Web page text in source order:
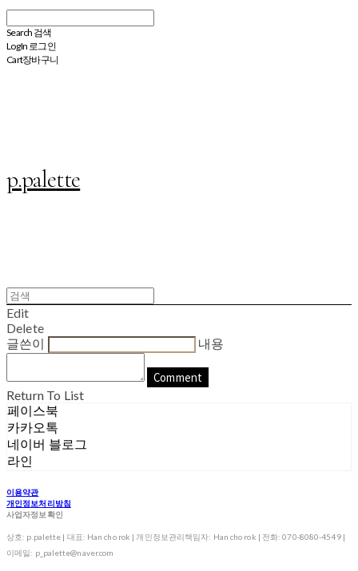
Search 검색
Log In 로그인
Cart장바구니
p.palette
Edit
Delete
글쓴이
내용
Comment
Return To List
페이스북
카카오톡
네이버 블로그
라인
이용약관
개인정보처리방침
사업자정보확인
상호: p.palette | 대표: Han cho rok | 개인정보관리책임자: Han cho rok | 전화: 070-8080-4549 |
이메일: p_palette@naver.com